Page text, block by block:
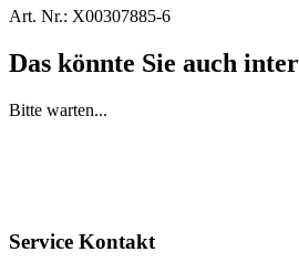
Art. Nr.: X00307885-6
Das könnte Sie auch
Bitte warten...
Service Kontakt